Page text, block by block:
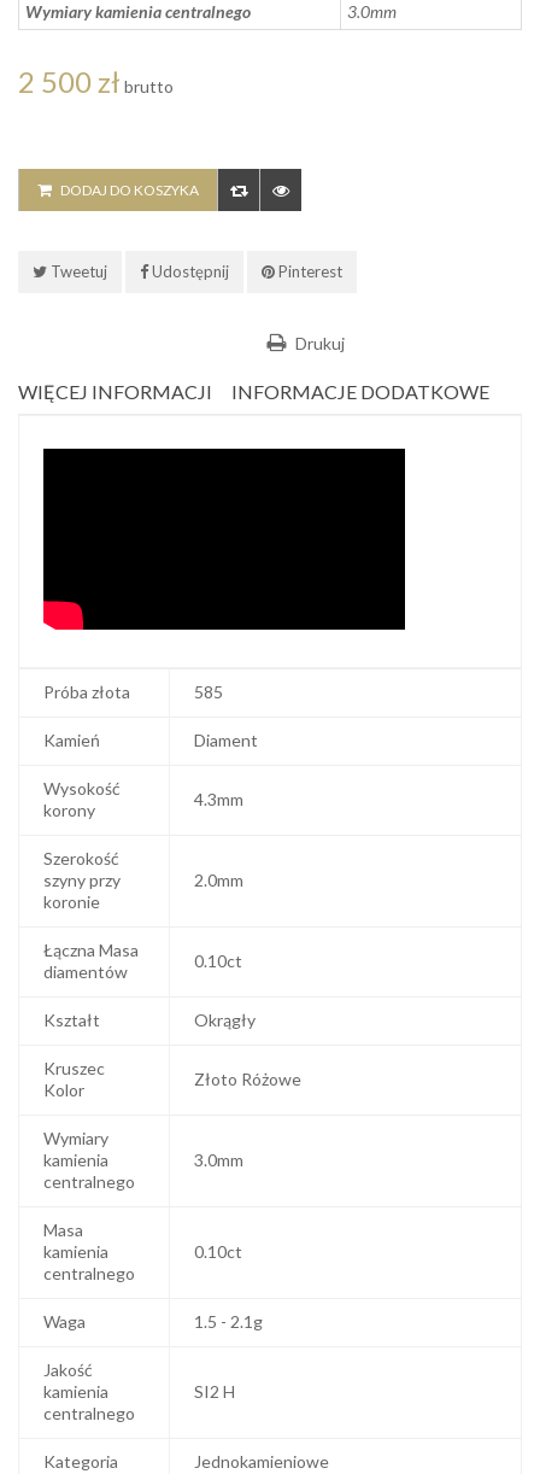
Wymiary kamienia centralnego
3.0mm
2 500 zł brutto
DODAJ DO KOSZYKA
Tweetuj Udostępnij Pinterest
Drukuj
WIĘCEJ INFORMACJI INFORMACJE DODATKOWE
Próba złota 585
Kamień Diament
Wysokość
korony
4.3mm
Szerokość
szyny przy
koronie
2.0mm
Łączna Masa
diamentów
0.10ct
Kształt Okrągły
Kruszec
Kolor
Złoto Różowe
Wymiary
kamienia
centralnego
3.0mm
Masa
kamienia
centralnego
0.10ct
Waga 1.5 - 2.1g
Jakość
kamienia
centralnego
SI2 H
Kategoria Jednokamieniowe